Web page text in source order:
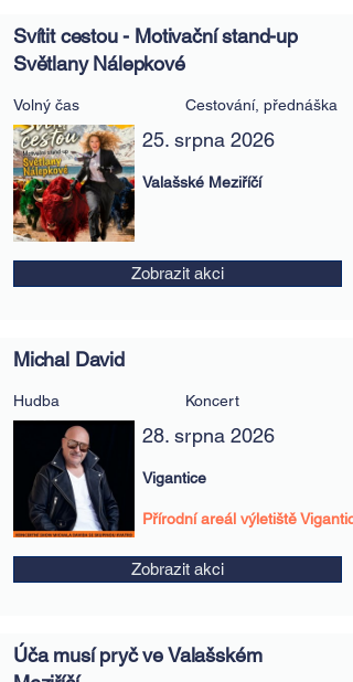
Svítit cestou - Motivační stand-up
Světlany Nálepkové
Volný čas Cestování, přednáška
25. srpna 2026
Valašské Meziříčí
Zobrazit akci
Michal David
Hudba Koncert
28. srpna 2026
Vigantice
Přírodní areál výletiště
Zobrazit akci
Úča musí pryč ve Valašském